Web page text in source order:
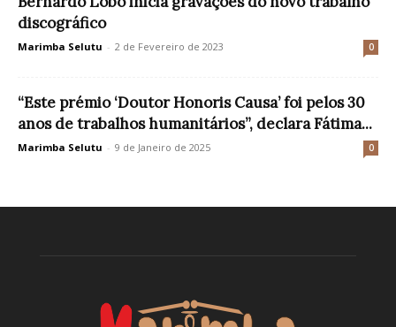
discográfico
Marimba Selutu - 2 de Fevereiro de 2023 0
“Este prémio ‘Doutor Honoris Causa’ foi pelos 30
anos de trabalhos humanitários”, declara Fátima...
Marimba Selutu - 9 de Janeiro de 2025 0